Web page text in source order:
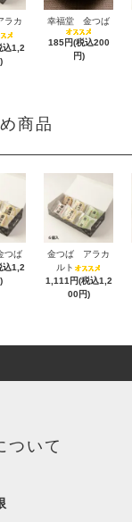
ラカ
込1,2
幸福堂 金つば
185円(税込200
円)
商品
つば
込1,2
金つば アラカ
ルト
1,111円(税込1,2
00円)
ついて